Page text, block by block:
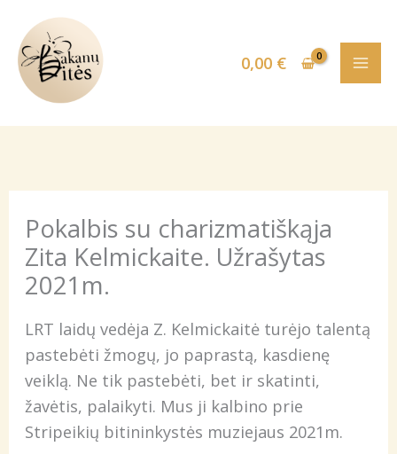
prie
turinio
0,00 €
Pokalbis su charizmatiškąja
Zita Kelmickaite. Užrašytas
2021m.
LRT laidų vedėja Z. Kelmickaitė turėjo talentą
pastebėti žmogų, jo paprastą, kasdienę
veiklą. Ne tik pastebėti, bet ir skatinti,
žavėtis, palaikyti. Mus ji kalbino prie
Stripeikių bitininkystės muziejaus 2021m.